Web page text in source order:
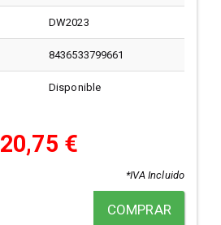
DW2023
8436533799661
Disponible
20,75 €
*IVA Incluido
COMPRAR